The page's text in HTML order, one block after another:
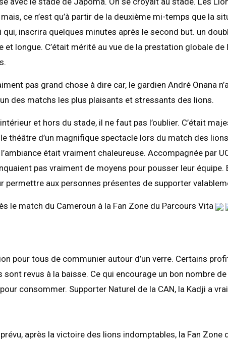
ce n’est qu’à partir de la deuxième mi-temps que la
qui, inscrira quelques minutes après le second but. un
et longue. C’était mérité au vue de la prestation globale de
pas grand chose à dire car, le gardien André Onana
des matchs les plus plaisants et stressants des lions.
et hors du stade, il ne faut pas l’oublier. C’était
théâtre d’un magnifique spectacle lors du match des
était vraiment chaleureuse. Accompagnée par
pas vraiment de moyens pour pousser leur
permettre aux personnes présentes de supporter
le match du Cameroun à la Fan Zone du Parcours Vita
pour tous de communier autour d’un verre. Certains
revus à la baisse. Ce qui encourage un bon nombre de
consommer. Supporter Naturel de la CAN, la Kadji a
après la victoire des lions indomptables, la Fan Zone